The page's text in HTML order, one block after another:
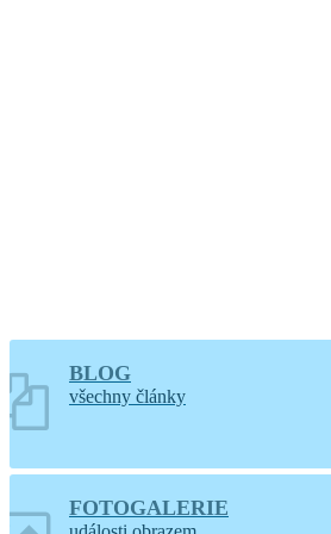
BLOG
všechny články
FOTOGALERIE